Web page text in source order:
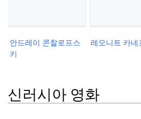
안드레이 콘찰로프스
키
레오니트 카네
신러시아 영화